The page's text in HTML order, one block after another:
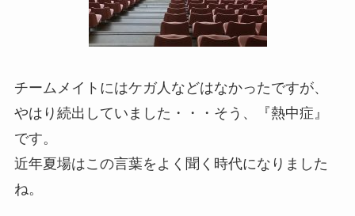
チームメイトにはケガ人などはなかったですが、
やはり続出していました・・・そう、
『熱中症』
です。
近年夏場はこの言葉をよく聞く時代になりました
ね。